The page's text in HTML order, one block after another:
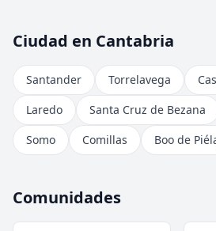
Ciudad en Cantabria
Santander Torrelavega
Laredo
Santa Cruz de Bezana
Somo
Comillas Boo de
Comunidades